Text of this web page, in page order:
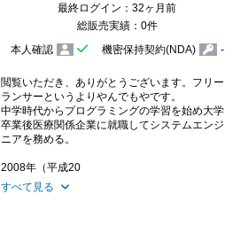
最終ログイン：32ヶ月前
総販売実績：0件
本人確認
機密保持契約(NDA) -
閲覧いただき、ありがとうございます。フリー
ランサーというよりやんでもやです。
中学時代からプログラミングの学習を始め大学
卒業後医療関係企業に就職してシステムエンジ
ニアを務める。
2008年（平成20
すべて見る